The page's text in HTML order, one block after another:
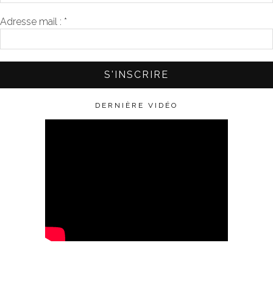
Adresse mail : *
DERNIÈRE VIDÉO